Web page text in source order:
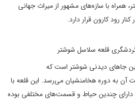
همراه با سازه‌های مشهور از میراث جهانی
رود کارون قرار دارد.
جاهای دیدنی شوشتر است که
آن به دوره هخامنشیان می‌رسد. این قلعه با
دارای چندین حیاط و قسمت‌های مختلفی بوده